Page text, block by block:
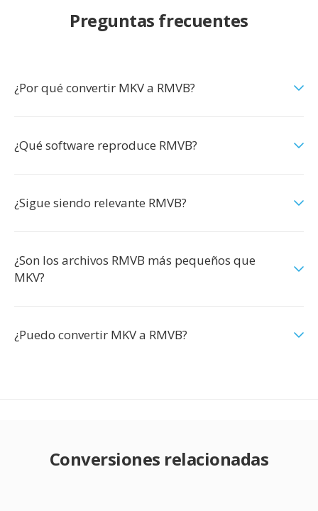
Preguntas frecuentes
¿Por qué convertir MKV a RMVB?
¿Qué software reproduce RMVB?
¿Sigue siendo relevante RMVB?
¿Son los archivos RMVB más pequeños que
MKV?
¿Puedo convertir MKV a RMVB?
Conversiones relacionadas